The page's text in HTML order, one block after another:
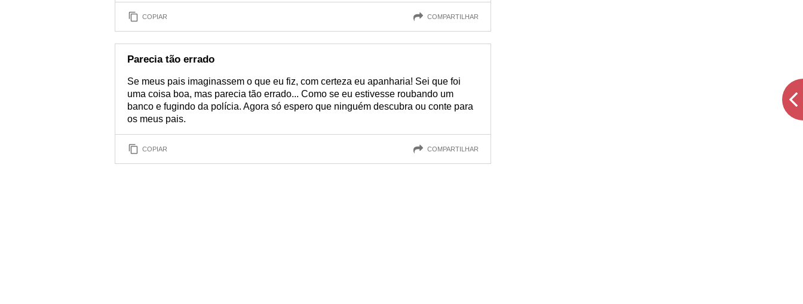
COPIAR COMPARTILHAR
Parecia tão errado
Se meus pais imaginassem o que eu fiz, com certeza eu apanharia! Sei que foi
uma coisa boa, mas parecia tão errado... Como se eu estivesse roubando um
banco e fugindo da polícia. Agora só espero que ninguém descubra ou conte para
os meus pais.
COPIAR COMPARTILHAR